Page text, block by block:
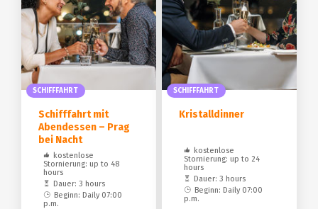
SCHIFFFAHRT
Schifffahrt mit
Abendessen – Prag
bei Nacht
kostenlose
Stornierung: up to 48
hours
Dauer: 3 hours
Beginn: Daily 07:00
p.m.
SCHIFFFAHRT
Kristalldinner
kostenlose
Stornierung: up to 24
hours
Dauer: 3 hours
Beginn: Daily 07:00
p.m.